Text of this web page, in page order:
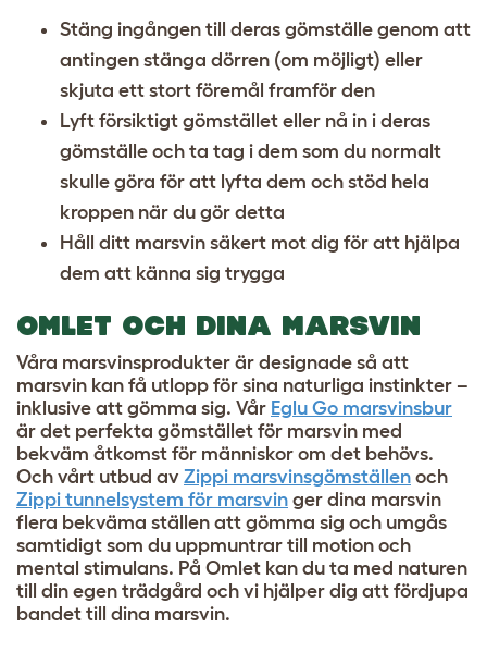
Stäng ingången till deras gömställe genom att
antingen stänga dörren (om möjligt) eller
skjuta ett stort föremål framför den
Lyft försiktigt gömstället eller nå in i deras
gömställe och ta tag i dem som du normalt
skulle göra för att lyfta dem och stöd hela
kroppen när du gör detta
Håll ditt marsvin säkert mot dig för att hjälpa
dem att känna sig trygga
OMLET OCH DINA MARSVIN
Våra marsvinsprodukter är designade så att
marsvin kan få utlopp för sina naturliga instinkter –
inklusive att gömma sig. Vår Eglu Go marsvinsbur
är det perfekta gömstället för marsvin med
bekväm åtkomst för människor om det behövs.
Och vårt utbud av Zippi marsvinsgömställen och
Zippi tunnelsystem för marsvin ger dina marsvin
flera bekväma ställen att gömma sig och umgås
samtidigt som du uppmuntrar till motion och
mental stimulans. På Omlet kan du ta med naturen
till din egen trädgård och vi hjälper dig att fördjupa
bandet till dina marsvin.